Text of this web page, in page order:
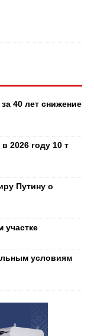
40 лет снижение
2026 году 10 т
Путину о
участке
условиям